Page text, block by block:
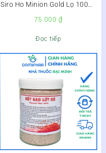
Siro Ho Minion Gold Lọ 100ml
75.000₫
Đọc tiếp